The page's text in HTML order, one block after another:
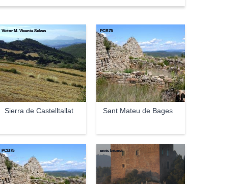
Sierra de Castelltallat
Víctor M. Vicente Selvas
Sant Mateu de Bages
PCB75
PCB75 enric brunet